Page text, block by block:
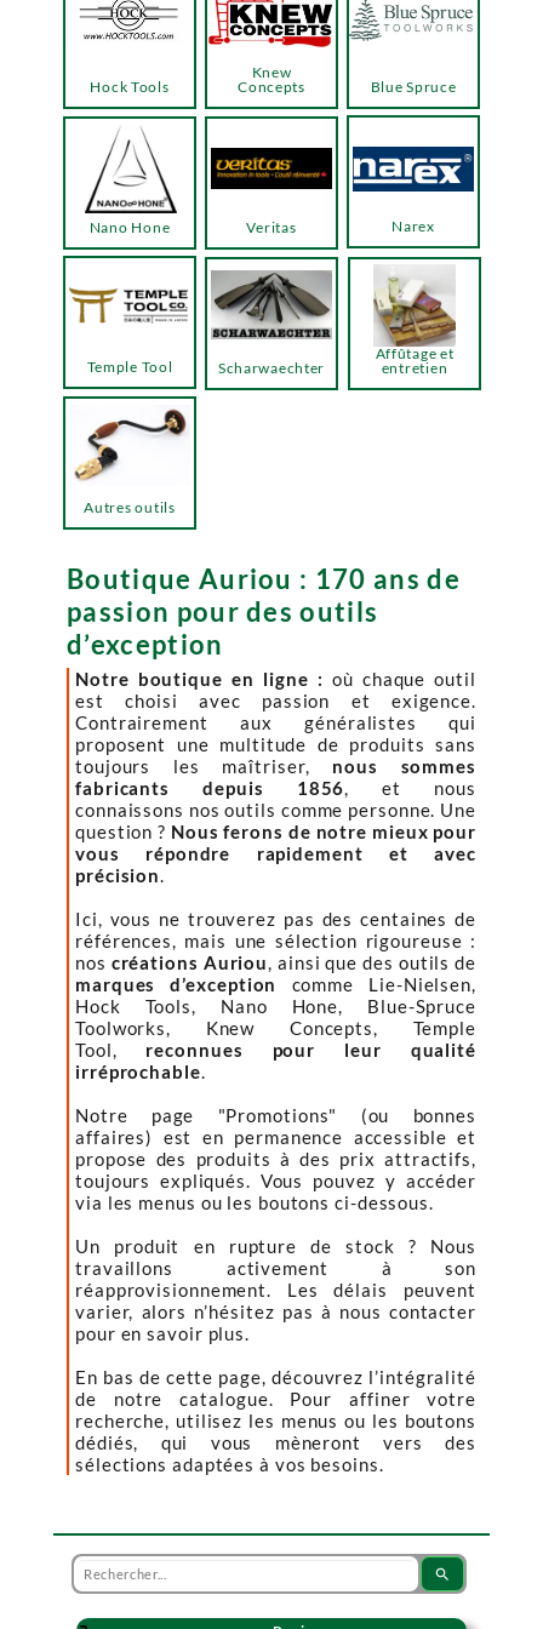
Boutique Auriou : 170 ans de
passion pour des outils
d’exception
Notre boutique en ligne : où chaque outil
est choisi avec passion et exigence.
Contrairement aux généralistes qui
proposent une multitude de produits sans
toujours les maîtriser, nous sommes
fabricants depuis 1856, et nous
connaissons nos outils comme personne. Une
question ? Nous ferons de notre mieux pour
vous répondre rapidement et avec
précision.
Ici, vous ne trouverez pas des centaines de
références, mais une sélection rigoureuse :
nos créations Auriou, ainsi que des outils de
marques d’exception
comme Lie-Nielsen,
Hock Tools, Nano Hone, Blue-Spruce
Toolworks, Knew Concepts, Temple
Tool, reconnues pour leur qualité
irréprochable.
Notre page "Promotions" (ou bonnes
affaires) est en permanence accessible et
propose des produits à des prix attractifs,
toujours expliqués. Vous pouvez y accéder
via les menus ou les boutons ci-dessous.
Un produit en rupture de stock ? Nous
travaillons activement à son
réapprovisionnement. Les délais peuvent
varier, alors n’hésitez pas à nous contacter
pour en savoir plus.
En bas de cette page, découvrez l’intégralité
de notre catalogue. Pour affiner votre
recherche, utilisez les menus ou les boutons
dédiés, qui vous mèneront vers des
sélections adaptées à vos besoins.
Hock Tools
Knew
Concepts
Temple Tool
Blue Spruce
Narex
Veritas
Nano Hone
Autres outils
Scharwaechter
Affûtage et
entretien
search